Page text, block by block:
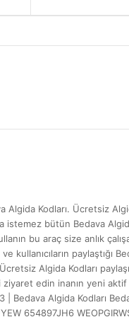
Kodları. Ücretsiz
istemez bütün Bedava
bu araç size anlık
kullanıcıların paylaştığı
Algida Kodları
ziyaret edin inanın yeni
Bedava Algida Kodları
654897JH6